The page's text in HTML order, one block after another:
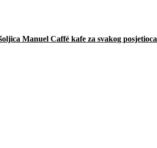
Manuel Caffé kafe za svakog posjetioca